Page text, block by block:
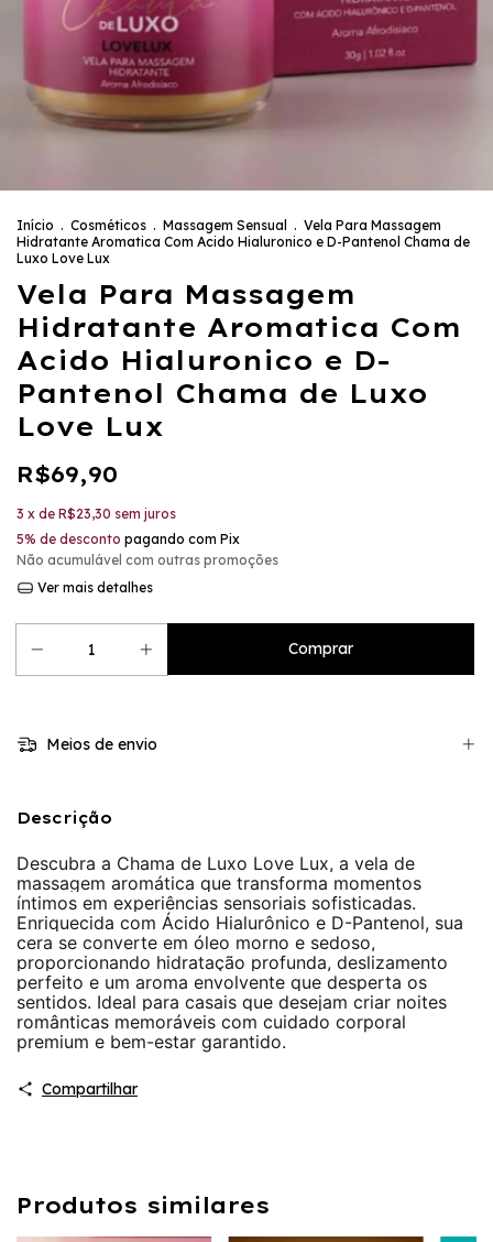
Início . Cosméticos . Massagem Sensual . Vela Para Massagem
Hidratante Aromatica Com Acido Hialuronico e D-Pantenol Chama de
Luxo Love Lux
Vela Para Massagem
Hidratante Aromatica Com
Acido Hialuronico e D-
Pantenol Chama de Luxo
Love Lux
R$69,90
3 x de R$23,30 sem juros
5% de desconto pagando com Pix
Não acumulável com outras promoções
Ver mais detalhes
Meios de envio
Descrição
Descubra a Chama de Luxo Love Lux, a vela de
massagem aromática que transforma momentos
íntimos em experiências sensoriais sofisticadas.
Enriquecida com Ácido Hialurônico e D-Pantenol, sua
cera se converte em óleo morno e sedoso,
proporcionando hidratação profunda, deslizamento
perfeito e um aroma envolvente que desperta os
sentidos. Ideal para casais que desejam criar noites
românticas memoráveis com cuidado corporal
premium e bem-estar garantido.
Compartilhar
Produtos similares